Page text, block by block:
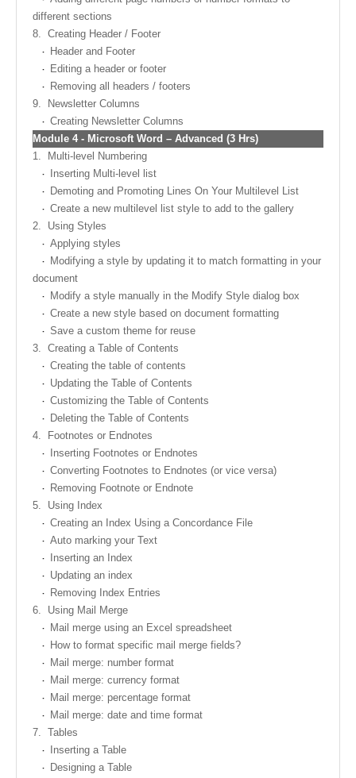
different sections
8. Creating Header / Footer
Header and Footer
Editing a header or footer
Removing all headers / footers
9.
Newsletter Columns
Creating Newsletter Columns
Module 4 - Microsoft Word – Advanced (3 Hrs)
1.
Multi-level Numbering
Inserting Multi-level list
Demoting and Promoting Lines On Your Multilevel List
Create a new multilevel list style to add to the gallery
2.
Using Styles
Applying styles
Modifying a style by updating it to match formatting in your
document
Modify a style manually in the Modify Style dialog box
Create a new style based on document formatting
Save a custom theme for reuse
3. Creating a Table of Contents
Creating the table of contents
Updating the Table of Contents
Customizing the Table of Contents
Deleting the Table of Contents
4.
Footnotes or Endnotes
Inserting Footnotes or Endnotes
Converting Footnotes to Endnotes (or vice versa)
Removing Footnote or Endnote
5.
Using Index
Creating an Index Using a Concordance File
Auto marking your Text
Inserting an Index
Updating an index
Removing Index Entries
6.
Using Mail Merge
Mail merge using an Excel spreadsheet
How to format specific mail merge fields?
Mail merge: number format
Mail merge: currency format
Mail merge: percentage format
Mail merge: date and time format
7. Tables
Inserting a Table
Designing a Table